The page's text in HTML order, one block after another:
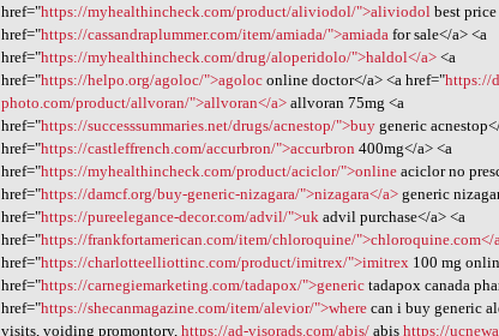
href="https://myhealthincheck.com/product/aliviodol/">aliviodol best price
href="https://cassandraplummer.com/item/amiada/">amiada for sale</a> <a
href="https://myhealthincheck.com/drug/aloperidolo/">haldol</a> <a
href="https://helpo.org/agoloc/">agoloc online doctor</a> <a href="https://
photo.com/product/allvoran/">allvoran</a> allvoran 75mg <a
href="https://successsummaries.net/drugs/acnestop/">buy generic
href="https://castleffrench.com/accurbron/">accurbron 400mg</a> <a
href="https://myhealthincheck.com/product/aciclor/">online aciclor no
href="https://damcf.org/buy-generic-nizagara/">nizagara</a> generic
href="https://pureelegance-decor.com/advil/">uk advil purchase</a> <a
href="https://frankfortamerican.com/item/chloroquine/">chloroquine.com</
href="https://charlotteelliottinc.com/product/imitrex/">imitrex 100 mg
href="https://carnegiemarketing.com/tadapox/">generic tadapox canada
href="https://shecanmagazine.com/item/alevior/">where can i buy generic
visits, voiding promontory,https://ad-visorads.com/abis/ abishttps://